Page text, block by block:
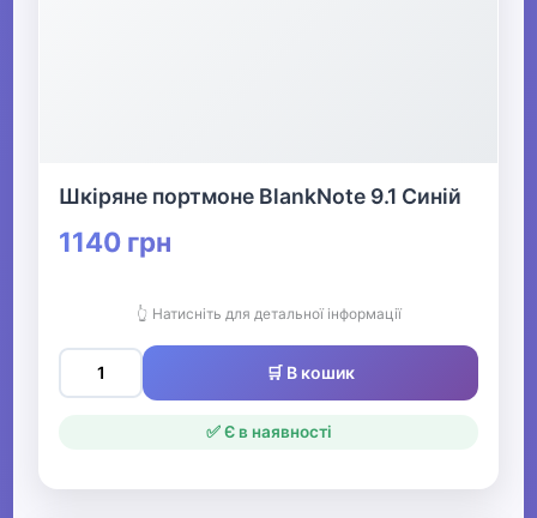
Шкіряне портмоне BlankNote 9.1 Синій
1140 грн
👆 Натисніть для детальної інформації
🛒 В кошик
✅ Є в наявності